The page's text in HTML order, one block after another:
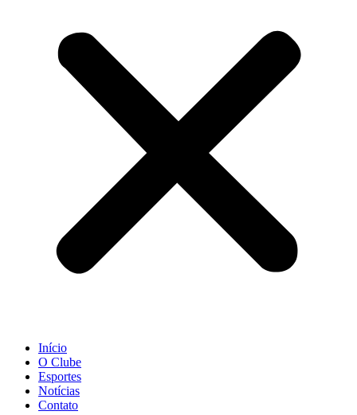
Início
O Clube
Esportes
Notícias
Contato